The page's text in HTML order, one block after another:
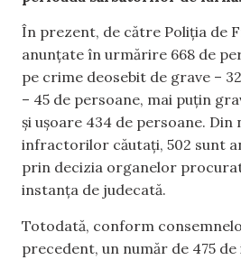
În prezent, de către Poliția de
anunțate în urmărire 668 de
pe crime deosebit de grave –
– 45 de persoane, mai puțin
și ușoare 434 de persoane.
infractorilor căutați, 502 sunt
prin decizia organelor
instanța de judecată.
Totodată, conform
precedent, un număr de 475